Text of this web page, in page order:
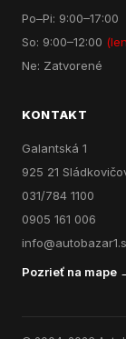
Po–Pi: 9:00–17:00
So: 9:00–12:00
Ne: Zatvorené
KONTAKT
Galantská 1
925 21
031/784 1100
0905 161 006
Pozrieť na mape